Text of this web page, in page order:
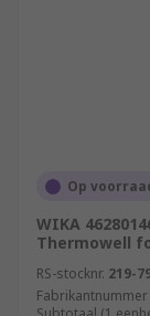
Op
WIKA
Thermowell
RS-stocknr. 219-
Fabrikantnummer